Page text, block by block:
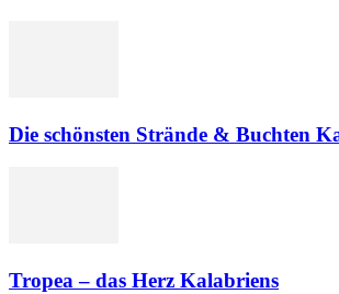
Die schönsten Strände & Buchten
Tropea – das Herz Kalabriens